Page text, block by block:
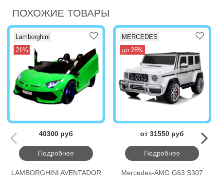
ПОХОЖИЕ ТОВАРЫ
Lamborghini
21%
40300 руб
Подробнее
LAMBORGHINI AVENTADOR
MERCEDES
до 28%
от 31550 руб
Подробнее
Mercedes-AMG G63 S307